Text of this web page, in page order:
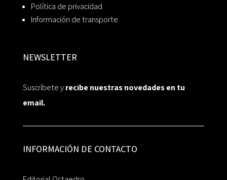
Política de privacidad
Información de transporte
NEWSLETTER
Suscríbete yrecibe nuestras novedades en tu
email.
INFORMACIÓN DE CONTACTO